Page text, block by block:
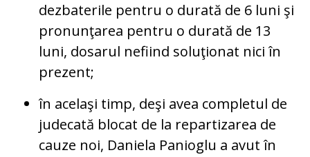
dezbaterile pentru o durată de 6 luni şi
pronunţarea pentru o durată de 13
luni, dosarul nefiind soluţionat nici în
prezent;
în acelaşi timp, deşi avea completul de
judecată blocat de la repartizarea de
cauze noi, Daniela Panioglu a avut în